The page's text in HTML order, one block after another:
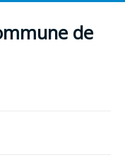
de